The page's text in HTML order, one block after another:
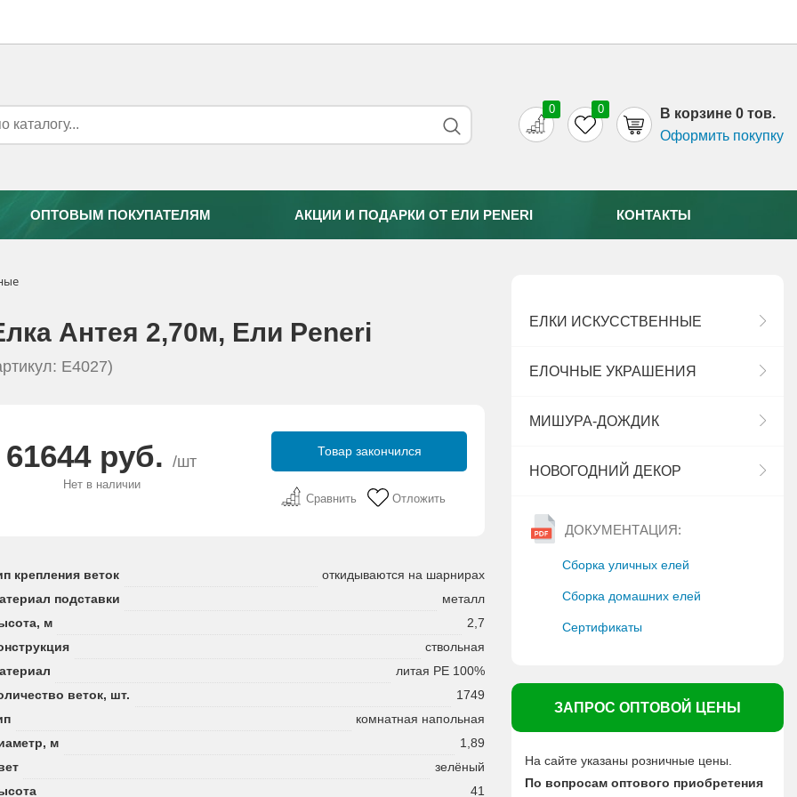
B корзине 0 тов.
Оформить покупку
0
0
ОПТОВЫМ ПОКУПАТЕЛЯМ АКЦИИ И ПОДАРКИ ОТ EЛИ PENERI КОНТАКТЫ
Антея 2,70м, Eли Peneri
Е4027)
61644 руб. /шт
Нет в наличии
Товар закончился
Сравнить Отложить
крепления веток
откидываются на шарнирах
подставки
металл
м
2,7
ствольная
литая PE 100%
веток, шт.
1749
комнатная напольная
м
1,89
зелёный
41
ЕЛКИ ИСКУССТВЕННЫЕ
ЕЛОЧНЫЕ УКРАШЕНИЯ
МИШУРА-ДОЖДИК
НОВОГОДНИЙ ДЕКОР
ДОКУМЕНТАЦИЯ:
Сборка уличных елей
Сборка домашних елей
Сертификаты
ЗАПРОС ОПТОВОЙ ЦЕНЫ
На сайте указаны розничные цены.
По вопросам оптового приобретения